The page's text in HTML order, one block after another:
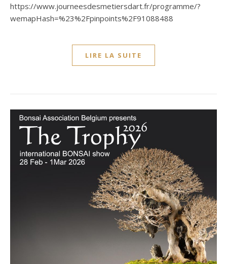
https://www.journeesdesmetiersdart.fr/programme/?
wemapHash=%23%2Fpinpoints%2F91088488
LIRE LA SUITE